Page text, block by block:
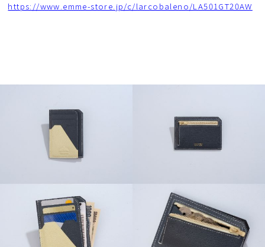
https://www.emme-store.jp/c/larcobaleno/LA501GT20AW